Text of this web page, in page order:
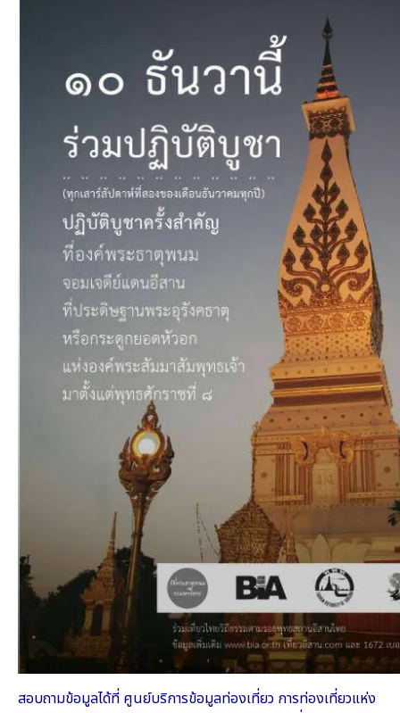
สอบถามข้อมูลได้ที่ ศูนย์บริการข้อมูลท่องเที่ยว การท่องเที่ยวแห่ง